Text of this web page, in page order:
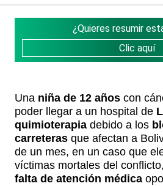
¿Quieres resumir
Clic aquí
Una niña de 12 años con
poder llegar a un hospital de
quimioterapia debido a los
carreteras que afectan a
de un mes, en un caso que
víctimas mortales del
falta de atención médica